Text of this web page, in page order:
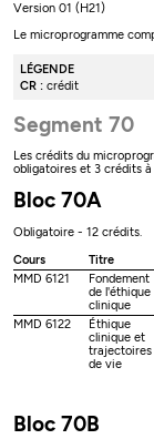
Version 01 (H21)
Le microprogramme
LÉGENDE
CR : crédit
Segment 70
Les crédits du
obligatoires et 3 crédits
Bloc 70A
Obligatoire - 12 crédits.
Cours
Titre
MMD 6121
Fondement
de l'éthique
clinique
MMD 6122
Éthique
clinique et
trajectoires
de vie
Bloc 70B